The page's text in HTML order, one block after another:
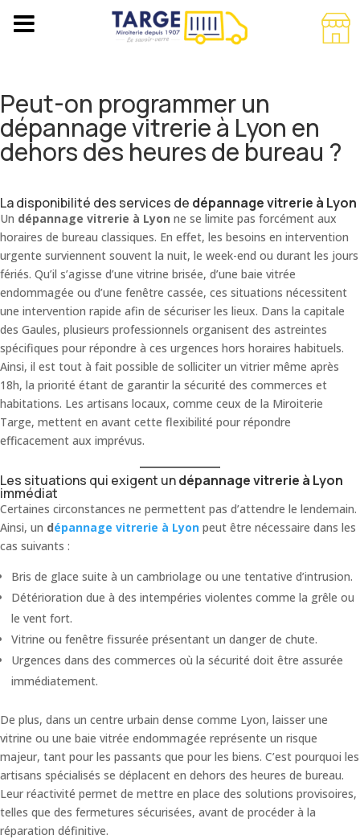
Peut-on programmer un
dépannage vitrerie à Lyon en
dehors des heures de bureau ?
La disponibilité des services de dépannage vitrerie à Lyon
Un dépannage vitrerie à Lyon ne se limite pas forcément aux
horaires de bureau classiques. En effet, les besoins en intervention
urgente surviennent souvent la nuit, le week-end ou durant les jours
fériés. Qu’il s’agisse d’une vitrine brisée, d’une baie vitrée
endommagée ou d’une fenêtre cassée, ces situations nécessitent
une intervention rapide afin de sécuriser les lieux. Dans la capitale
des Gaules, plusieurs professionnels organisent des astreintes
spécifiques pour répondre à ces urgences hors horaires habituels.
Ainsi, il est tout à fait possible de solliciter un vitrier même après
18h, la priorité étant de garantir la sécurité des commerces et
habitations. Les artisans locaux, comme ceux de la Miroiterie
Targe, mettent en avant cette flexibilité pour répondre
efficacement aux imprévus.
Les situations qui exigent undépannage vitrerie à Lyon
immédiat
Certaines circonstances ne permettent pas d’attendre le lendemain.
Ainsi, un dépannage vitrerie à Lyon peut être nécessaire dans les
cas suivants :
Bris de glace suite à un cambriolage ou une tentative d’intrusion.
Détérioration due à des intempéries violentes comme la grêle ou
le vent fort.
Vitrine ou fenêtre fissurée présentant un danger de chute.
Urgences dans des commerces où la sécurité doit être assurée
immédiatement.
De plus, dans un centre urbain dense comme Lyon, laisser une
vitrine ou une baie vitrée endommagée représente un risque
majeur, tant pour les passants que pour les biens. C’est pourquoi les
artisans spécialisés se déplacent en dehors des heures de bureau.
Leur réactivité permet de mettre en place des solutions provisoires,
telles que des fermetures sécurisées, avant de procéder à la
réparation définitive.